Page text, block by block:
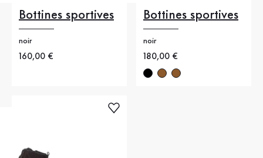
Bottines sportives
noir
Nouveau prix
160,00 €
Bottines sportives
noir
Nouveau prix
180,00 €